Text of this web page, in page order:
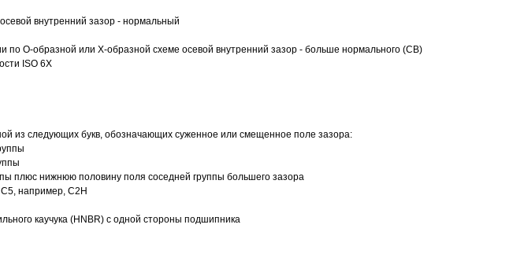
внутренний зазор - нормальный
по О-образной или Х-образной схеме осевой внутренний зазор - больше нормального (CB)
ISO 6X
из следующих букв, обозначающих суженное или смещенное поле зазора:
плюс нижнюю половину поля соседней группы большего зазора
С5, например, С2Н
каучука (HNBR) с одной стороны подшипника